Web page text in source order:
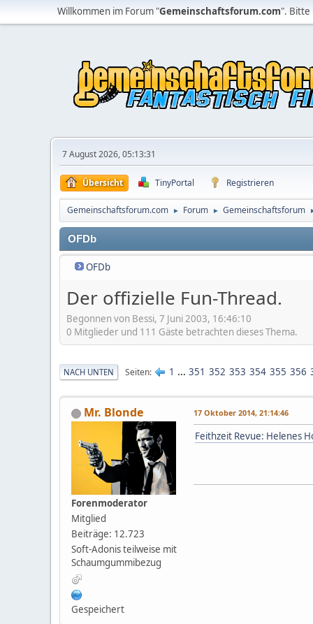
Willkommen im Forum "Gemeinschaftsforum.com". Bitte
7 August 2026, 05:13:31
Übersicht TinyPortal Registrieren
Gemeinschaftsforum.com ► Forum ► Gemeinschaftsforum
OFDb
OFDb
Der offizielle Fun-Thread.
Begonnen von Bessi, 7 Juni 2003, 16:46:10
0 Mitglieder und 111 Gäste betrachten dieses Thema.
NACH UNTEN Seiten 1 ... 351 352 353 354 355 356
Mr. Blonde
Forenmoderator
Mitglied
Beiträge: 12.723
Soft-Adonis teilweise mit
Schaumgummibezug
Gespeichert
17 Oktober 2014, 21:14:46
Feithzeit Revue: Helenes